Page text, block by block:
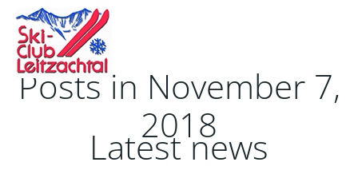
Posts in November 7,
2018
Latest news